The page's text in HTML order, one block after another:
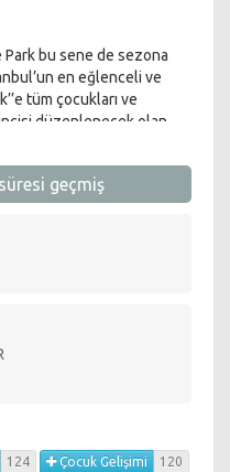
Park bu sene de sezona
en eğlenceli ve
tüm çocukları ve
düzenlenecek olan
jonglörler, tahta
tezgahları ve
çocukların eğlenerek
başlayacak şenlikte
Sağım, Solum
Frizbee Show,
Theatre’’ ve TRT
Gösterisi yer alacak.
geçmiş
124 Çocuk Gelişimi 120